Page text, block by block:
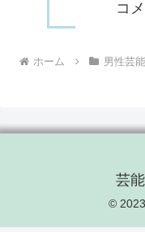
コ
ホーム 男性芸
芸
©